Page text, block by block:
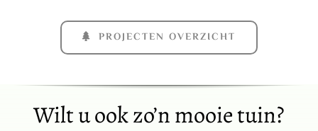
PROJECTEN OVERZICHT
Wilt u ook zo’n mooie tuin?